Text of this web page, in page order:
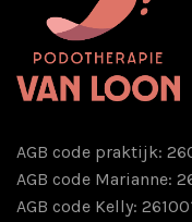
AGB code praktijk:
AGB code Marianne:
AGB code Kelly: